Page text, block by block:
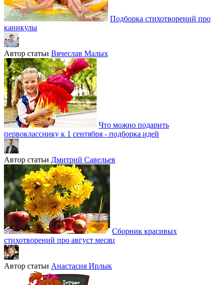
Подборка стихотворений про
каникулы
Автор статьи Вячеслав Малых
Что можно подарить
первокласснику к 1 сентября - подборка идей
Автор статьи Дмитрий Савельев
Сборник красивых
стихотворений про август месяц
Автор статьи Анастасия Ирлык